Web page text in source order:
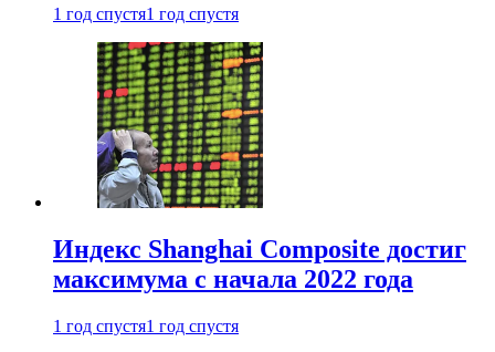
1 год спустя1 год спустя
Индекс Shanghai Composite достиг
максимума с начала 2022 года
1 год спустя1 год спустя